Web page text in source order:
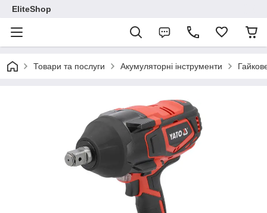
EliteShop
Товари та послуги Акумуляторні інструменти